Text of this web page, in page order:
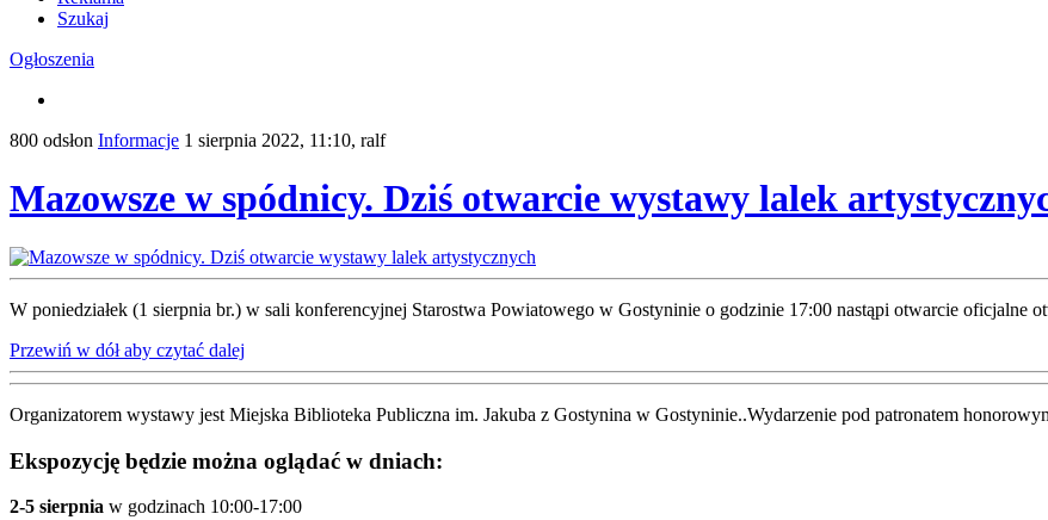
Szukaj
Ogłoszenia
800 odsłon Informacje 1 sierpnia 2022, 11:10, ralf
Mazowsze w spódnicy. Dziś otwarcie wystawy lalek
W poniedziałek (1 sierpnia br.) w sali konferencyjnej Starostwa Powiatowego w Gostyninie o godzinie 17:00 nastąpi otwarcie
Przewiń w dół aby czytać dalej
Organizatorem wystawy jest Miejska Biblioteka Publiczna im. Jakuba z Gostynina w Gostyninie..Wydarzenie pod patronatem
Ekspozycję będzie można oglądać w dniach:
2-5 sierpnia w godzinach 10:00-17:00